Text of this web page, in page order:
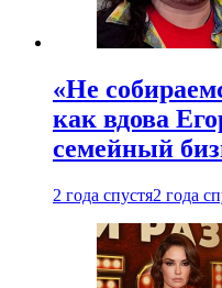
«Не
как вдова
семейный
2 года спустя2 года